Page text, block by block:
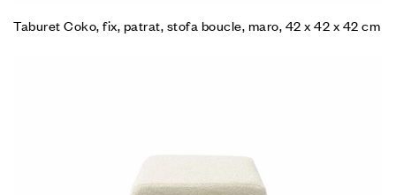
Taburet Coko, fix, patrat, stofa boucle, maro, 42 x 42 x 42 cm